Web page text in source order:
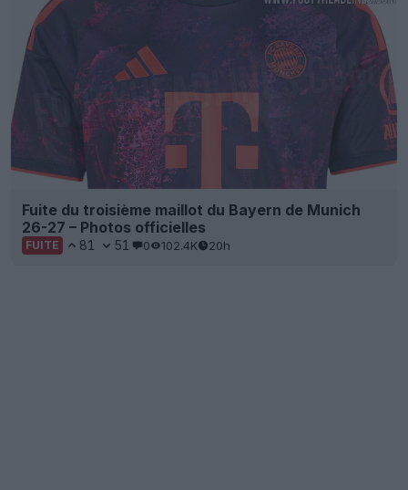
Fuite du troisième maillot du Bayern de Munich
26-27 – Photos officielles
FUITE 81 51 0 102.4K 20h